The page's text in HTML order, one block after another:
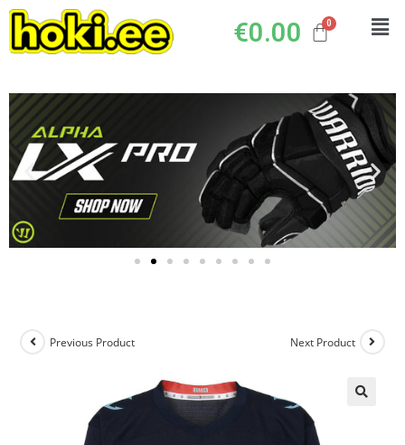
€0.00
Previous Product Next Product